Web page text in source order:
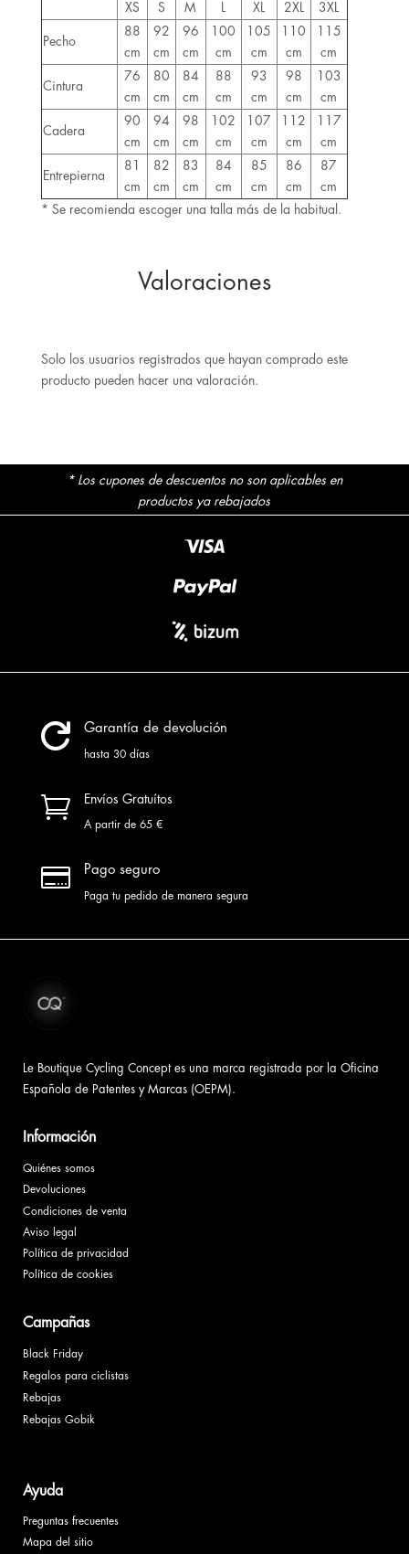
XS S M XL 2XL 3XL
Pecho
88
cm
92
cm
96
cm
100
cm
105
cm
110
cm
115
cm
Cintura
76
cm
80
cm
84
cm
88
cm
93
cm
98
cm
103
cm
Cadera
90
cm
94
cm
98
cm
102
cm
107
cm
112
cm
117
cm
Entrepierna
81
cm
82
cm
83
cm
84
cm
85
cm
86
cm
87
cm
* Se recomienda escoger una talla más de la habitual.
Valoraciones
Solo los usuarios registrados que hayan comprado este
producto pueden hacer una valoración.
* Los cupones de descuentos no son aplicables en
productos ya rebajados
 Garantía de devolución
hasta 30 días
 Envíos Gratuítos
A partir de 65 €
 Pago seguro
Paga tu pedido de manera segura
Le Boutique Cycling Concept es una marca registrada por la Oficina
Española de Patentes y Marcas (OEPM).
Información
Quiénes somos
Devoluciones
Condiciones de venta
Aviso legal
Política de privacidad
Política de cookies
Campañas
Black Friday
Regalos para ciclistas
Rebajas
Rebajas Gobik
Ayuda
Preguntas frecuentes
Mapa del sitio